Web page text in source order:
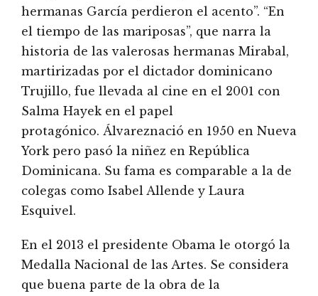
hermanas García perdieron el acento”. “En
el tiempo de las mariposas”, que narra la
historia de las valerosas hermanas Mirabal,
martirizadas por el dictador dominicano
Trujillo, fue llevada al cine en el 2001 con
Salma Hayek en el papel
protagónico. Álvareznació en 1950 en Nueva
York pero pasó la niñez en República
Dominicana. Su fama es comparable a la de
colegas como Isabel Allende y Laura
Esquivel.
En el 2013 el presidente Obama le otorgó la
Medalla Nacional de las Artes. Se considera
que buena parte de la obra de la